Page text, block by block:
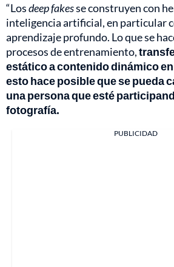
“Losdeep fakesse construyen con
inteligencia artificial, en particular
aprendizaje profundo. Lo que se
procesos de entrenamiento,
estático a contenido dinámico
esto hace posible que se pueda
una persona que esté
fotografía.
PUBLICIDAD